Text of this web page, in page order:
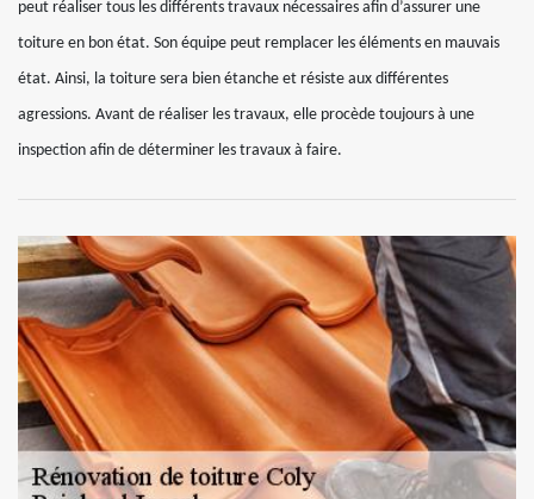
peut réaliser tous les différents travaux nécessaires afin d’assurer une
toiture en bon état. Son équipe peut remplacer les éléments en mauvais
état. Ainsi, la toiture sera bien étanche et résiste aux différentes
agressions. Avant de réaliser les travaux, elle procède toujours à une
inspection afin de déterminer les travaux à faire.